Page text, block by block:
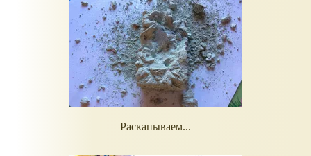
Раскапываем...